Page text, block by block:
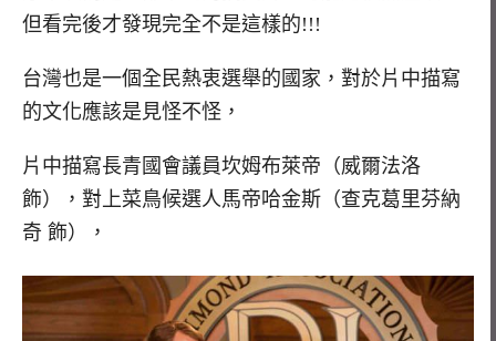
但看完後才發現完全不是這樣的!!!
台灣也是一個全民熱衷選舉的國家，對於片中描寫
的文化應該是見怪不怪，
片中描寫長青國會議員坎姆布萊帝（威爾法洛
飾），對上菜鳥候選人馬帝哈金斯（查克葛里芬納
奇 飾），